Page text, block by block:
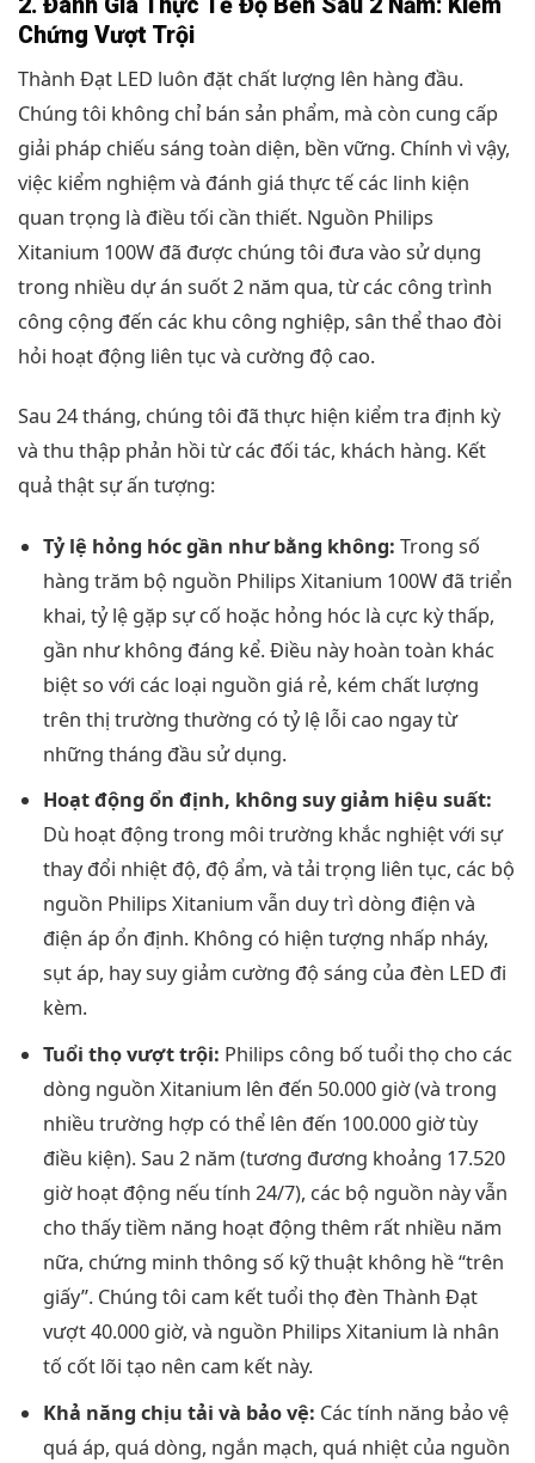
2. Đánh Giá Thực Tế Độ Bền Sau 2 Năm: Kiểm
Chứng Vượt Trội
Thành Đạt LED luôn đặt chất lượng lên hàng đầu.
Chúng tôi không chỉ bán sản phẩm, mà còn cung cấp
giải pháp chiếu sáng toàn diện, bền vững. Chính vì vậy,
việc kiểm nghiệm và đánh giá thực tế các linh kiện
quan trọng là điều tối cần thiết. Nguồn Philips
Xitanium 100W đã được chúng tôi đưa vào sử dụng
trong nhiều dự án suốt 2 năm qua, từ các công trình
công cộng đến các khu công nghiệp, sân thể thao đòi
hỏi hoạt động liên tục và cường độ cao.
Sau 24 tháng, chúng tôi đã thực hiện kiểm tra định kỳ
và thu thập phản hồi từ các đối tác, khách hàng. Kết
quả thật sự ấn tượng:
Tỷ lệ hỏng hóc gần như bằng không: Trong số
hàng trăm bộ nguồn Philips Xitanium 100W đã triển
khai, tỷ lệ gặp sự cố hoặc hỏng hóc là cực kỳ thấp,
gần như không đáng kể. Điều này hoàn toàn khác
biệt so với các loại nguồn giá rẻ, kém chất lượng
trên thị trường thường có tỷ lệ lỗi cao ngay từ
những tháng đầu sử dụng.
Hoạt động ổn định, không suy giảm hiệu suất:
Dù hoạt động trong môi trường khắc nghiệt với sự
thay đổi nhiệt độ, độ ẩm, và tải trọng liên tục, các bộ
nguồn Philips Xitanium vẫn duy trì dòng điện và
điện áp ổn định. Không có hiện tượng nhấp nháy,
sụt áp, hay suy giảm cường độ sáng của đèn LED đi
kèm.
Tuổi thọ vượt trội: Philips công bố tuổi thọ cho các
dòng nguồn Xitanium lên đến 50.000 giờ (và trong
nhiều trường hợp có thể lên đến 100.000 giờ tùy
điều kiện). Sau 2 năm (tương đương khoảng 17.520
giờ hoạt động nếu tính 24/7), các bộ nguồn này vẫn
cho thấy tiềm năng hoạt động thêm rất nhiều năm
nữa, chứng minh thông số kỹ thuật không hề “trên
giấy”. Chúng tôi cam kết tuổi thọ đèn Thành Đạt
vượt 40.000 giờ, và nguồn Philips Xitanium là nhân
tố cốt lõi tạo nên cam kết này.
Khả năng chịu tải và bảo vệ: Các tính năng bảo vệ
quá áp, quá dòng, ngắn mạch, quá nhiệt của nguồn